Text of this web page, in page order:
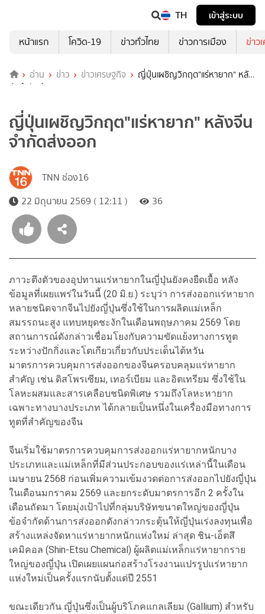
TH
เข้าสู่ระบบ
หน้าแรก
โควิด-19 ข่าวทั่วไทย ข่าวการเมือง ข่าว
อ่าน ข่าว ข่าวเศรษฐกิจ
ญี่ปุ่นเผชิญวิกฤต"แร่หายาก" หลัง
จีนจำกัดส่งออก
ญี่ปุ่นเผชิญวิกฤต"แร่หายาก" หลังจีน
จำกัดส่งออก
TNN ช่อง16
22 มิถุนายน 2569 ( 12:11 )
36
ภาวะตึงตัวของอุปทานแร่หายากในญี่ปุ่นยังคงยืดเยื้อ หลัง
ข้อมูลที่เผยแพร่ในวันนี้ (20 มิ.ย.) ระบุว่า การส่งออกแร่หายาก
หลายชนิดจากจีนไปยังญี่ปุ่นซึ่งใช้ในการผลิตแม่เหล็ก
สมรรถนะสูง แทบหยุดชะงักในเดือนพฤษภาคม 2569 โดย
สถานการณ์ดังกล่าวเชื่อมโยงกับความขัดแย้งทางการทูต
ระหว่างปักกิ่งและโตเกียวเกี่ยวกับประเด็นไต้หวัน
มาตรการควบคุมการส่งออกของจีนครอบคลุมแร่หายาก
สำคัญ เช่น ดิสโพรเซียม, เทอร์เบียม และอิตเทรียม ซึ่งใช้ใน
โลหะผสมและสารเคลือบชนิดพิเศษ รวมถึงโลหะหายาก
เฉพาะทางบางประเภท ได้กลายเป็นหนึ่งในเครื่องมือทางการ
ทูตที่สำคัญของจีน
จีนเริ่มใช้มาตรการควบคุมการส่งออกแร่หายากหนักบาง
ประเภทและแม่เหล็กที่มีส่วนประกอบของแร่เหล่านี้ในเดือน
เมษายน 2568 ก่อนเพิ่มความเข้มงวดต่อการส่งออกไปยังญี่ปุ่น
ในเดือนมกราคม 2569 และยกระดับมาตรการอีก 2 ครั้งใน
เดือนถัดมา โดยมุ่งเป้าไปที่กลุ่มบริษัทขนาดใหญ่ของญี่ปุ่น
ข้อจำกัดด้านการส่งออกดังกล่าวกระตุ้นให้ญี่ปุ่นเร่งลงทุนเพื่อ
สร้างแหล่งจัดหาแร่หายากหนักแห่งใหม่ ล่าสุด ชิน-เอ็ตสึ
เคมิคอล (Shin-Etsu Chemical) ผู้ผลิตแม่เหล็กแร่หายากราย
ใหญ่ของญี่ปุ่น เปิดเผยแผนก่อสร้างโรงงานแปรรูปแร่หายาก
แห่งใหม่เป็นครั้งแรกนับตั้งแต่ปี 2551
ขณะเดียวกัน ญี่ปุ่นซึ่งเป็นผู้บริโภคแกลเลียม (Gallium) สำหรับ